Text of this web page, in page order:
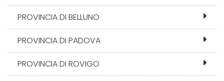
PROVINCIA DI BELLUNO
PROVINCIA DI PADOVA
PROVINCIA DI ROVIGO